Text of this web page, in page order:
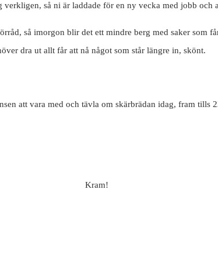
verkligen, så ni är laddade för en ny vecka med jobb och
så imorgon blir det ett mindre berg med saker som
dra ut allt får att nå något som står längre in, skönt.
att vara med och tävla om skärbrädan idag, fram tills
Kram!